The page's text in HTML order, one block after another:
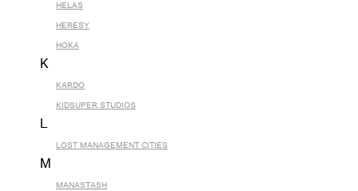
HELAS
HERESY
HOKA
K
KARDO
KIDSUPER STUDIOS
L
LOST MANAGEMENT CITIES
M
MANASTASH